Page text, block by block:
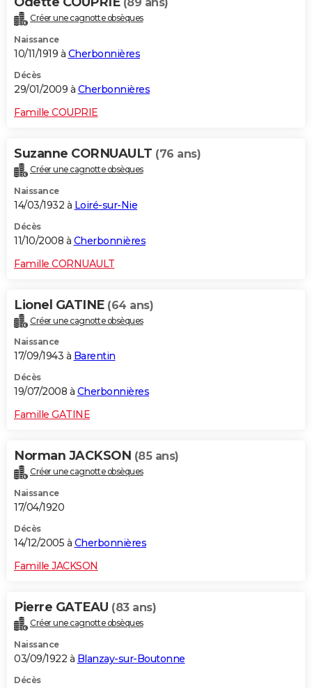
Créer une cagnotte obsèques
Naissance
10/11/1919 à Cherbonnières
Décès
29/01/2009 à Cherbonnières
Famille COUPRIE
Suzanne CORNUAULT (76 ans)
Créer une cagnotte obsèques
Naissance
14/03/1932 à Loiré-sur-Nie
Décès
11/10/2008 à Cherbonnières
Famille CORNUAULT
Lionel GATINE (64 ans)
Créer une cagnotte obsèques
Naissance
17/09/1943 à Barentin
Décès
19/07/2008 à Cherbonnières
Famille GATINE
Norman JACKSON (85 ans)
Créer une cagnotte obsèques
Naissance
17/04/1920
Décès
14/12/2005 à Cherbonnières
Famille JACKSON
Pierre GATEAU (83 ans)
Créer une cagnotte obsèques
Naissance
03/09/1922 à Blanzay-sur-Boutonne
Décès